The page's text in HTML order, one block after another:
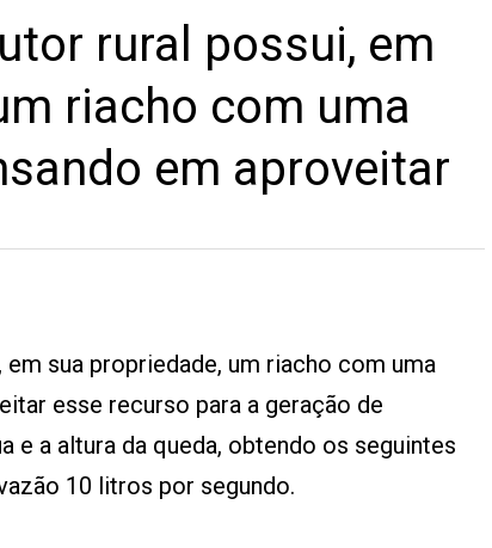
rural possui, em
riacho com uma
em aproveitar
sua propriedade, um riacho com uma
esse recurso para a geração de
e a altura da queda, obtendo os seguintes
10 litros por segundo.